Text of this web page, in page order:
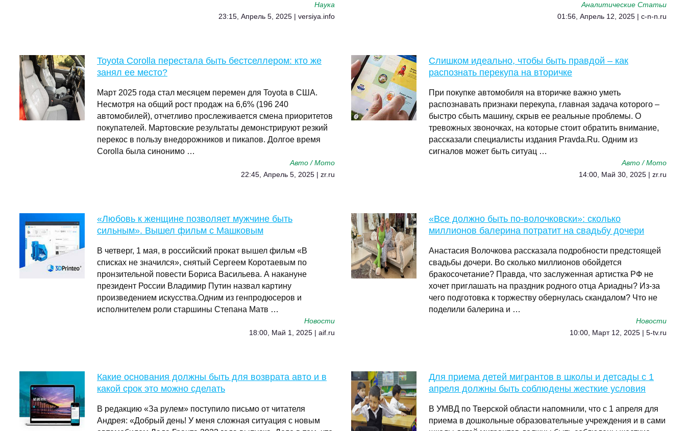
Наука
23:15, Апрель 5, 2025 | versiya.info
Аналитические Статьи
01:56, Апрель 12, 2025 | c-n-n.ru
Toyota Corolla перестала быть бестселлером: кто же
занял ее место?
Март 2025 года стал месяцем перемен для Toyota в США.
Несмотря на общий рост продаж на 6,6% (196 240
автомобилей), отчетливо прослеживается смена приоритетов
покупателей. Мартовские результаты демонстрируют резкий
перекос в пользу внедорожников и пикапов. Долгое время
Corolla была синонимо …
Авто / Мото
22:45, Апрель 5, 2025 | zr.ru
Слишком идеально, чтобы быть правдой – как
распознать перекупа на вторичке
При покупке автомобиля на вторичке важно уметь
распознавать признаки перекупа, главная задача которого –
быстро сбыть машину, скрыв ее реальные проблемы. О
тревожных звоночках, на которые стоит обратить внимание,
рассказали специалисты издания Pravda.Ru. Одним из
сигналов может быть ситуац …
Авто / Мото
14:00, Май 30, 2025 | zr.ru
«Любовь к женщине позволяет мужчине быть
сильным». Вышел фильм с Машковым
В четверг, 1 мая, в российский прокат вышел фильм «В
списках не значился», снятый Сергеем Коротаевым по
пронзительной повести Бориса Васильева. А накануне
президент России Владимир Путин назвал картину
произведением искусства.Одним из генпродюсеров и
исполнителем роли старшины Степана Матв …
Новости
18:00, Май 1, 2025 | aif.ru
«Все должно быть по-волочковски»: сколько
миллионов балерина потратит на свадьбу дочери
Анастасия Волочкова рассказала подробности предстоящей
свадьбы дочери. Во сколько миллионов обойдется
бракосочетание? Правда, что заслуженная артистка РФ не
хочет приглашать на праздник родного отца Ариадны? Из-за
чего подготовка к торжеству обернулась скандалом? Что не
поделили балерина и …
Новости
10:00, Март 12, 2025 | 5-tv.ru
Какие основания должны быть для возврата авто и в
какой срок это можно сделать
В редакцию «За рулем» поступило письмо от читателя
Андрея: «Добрый день! У меня сложная ситуация с новым
Для приема детей мигрантов в школы и детсады с 1
апреля должны быть соблюдены жесткие условия
В УМВД по Тверской области напомнили, что с 1 апреля для
приема в дошкольные образовательные учреждения и в сами